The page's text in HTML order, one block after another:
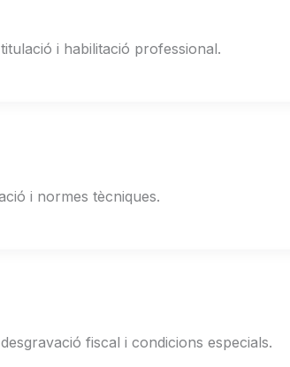
i habilitació professional.
i normes tècniques.
fiscal i condicions especials.